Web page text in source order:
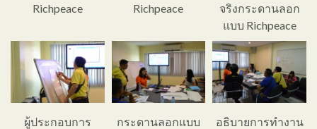
Richpeace
Richpeace
จริงกระดานลอก
แบบ Richpeace
ผู้ประกอบการ
กระดานลอกแบบ
อธิบายการทำงาน